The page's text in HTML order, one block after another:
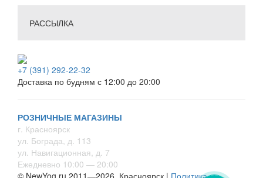
РАССЫЛКА
+7 (391) 292-22-32
Доставка по будням с 12:00 до 20:00
РОЗНИЧНЫЕ МАГАЗИНЫ
г. Красноярск
ул. Бограда, д. 113
ул. Навигационная, д. 7
Ежедневно 10:00 — 20:00
© NewYog.ru 2011—2026, Красноярск | Политика